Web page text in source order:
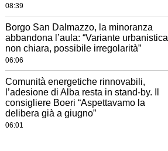
08:39
Borgo San Dalmazzo, la minoranza
abbandona l’aula: “Variante urbanistica
non chiara, possibile irregolarità”
06:06
Comunità energetiche rinnovabili,
l’adesione di Alba resta in stand-by. Il
consigliere Boeri “Aspettavamo la
delibera già a giugno”
06:01